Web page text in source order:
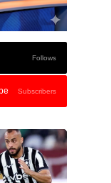
Follows
Subscribers